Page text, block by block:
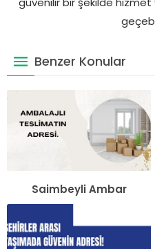
Benzer Konular
Saimbeyli Ambar